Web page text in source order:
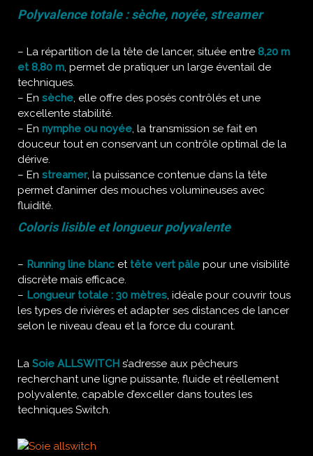
Polyvalence totale : sèche, noyée, streamer
– La répartition de la tête de lancer, située entre 8,20 m
et 8,80 m, permet de pratiquer un large éventail de
techniques.
– En sèche, elle offre des posés contrôlés et une
excellente stabilité.
– En nymphe ou noyée, la transmission se fait en
douceur tout en conservant un contrôle optimal de la
dérive.
– En streamer, la puissance contenue dans la tête
permet d’animer des mouches volumineuses avec
fluidité.
Coloris lisible et longueur polyvalente
– Running line blanc et tête vert pâle pour une visibilité
discrète mais efficace.
– Longueur totale : 30 mètres, idéale pour couvrir tous
les types de rivières et adapter ses distances de lancer
selon le niveau d’eau et la force du courant.
La Soie ALLSWITCH s’adresse aux pêcheurs
recherchant une ligne puissante, fluide et réellement
polyvalente, capable d’exceller dans toutes les
techniques Switch.